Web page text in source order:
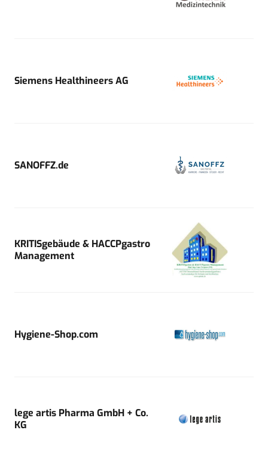
Siemens Healthineers AG
SANOFFZ.de
KRITISgebäude & HACCPgastro
Management
Hygiene-Shop.com
lege artis Pharma GmbH + Co.
KG